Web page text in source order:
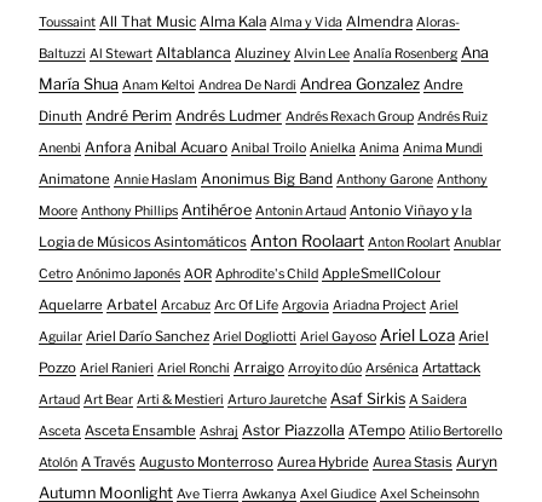
Toussaint All That Music Alma Kala Alma y Vida Almendra Aloras-
Baltuzzi Al Stewart Altablanca Aluziney Alvin Lee Analía Rosenberg Ana
María Shua Anam Keltoi Andrea De Nardi Andrea Gonzalez Andre
Dinuth André Perim Andrés Ludmer Andrés Rexach Group Andrés Ruiz
Anenbi Anfora Anibal Acuaro Anibal Troilo Anielka Anima Anima Mundi
Animatone Annie Haslam Anonimus Big Band Anthony Garone Anthony
Moore Anthony Phillips Antihéroe Antonin Artaud Antonio Viñayo y la
Logia de Músicos Asintomáticos Anton Roolaart Anton Roolart Anublar
Cetro Anónimo Japonés AOR Aphrodite's Child AppleSmellColour
Aquelarre Arbatel Arcabuz Arc Of Life Argovia Ariadna Project Ariel
Aguilar Ariel Darío Sanchez Ariel Dogliotti Ariel Gayoso Ariel Loza Ariel
Pozzo Ariel Ranieri Ariel Ronchi Arraigo Arroyito dúo Arsénica Artattack
Artaud Art Bear Arti & Mestieri Arturo Jauretche Asaf Sirkis A Saidera
Asceta Asceta Ensamble Ashraj Astor Piazzolla ATempo Atilio Bertorello
Atolón A Través Augusto Monterroso Aurea Hybride Aurea Stasis Auryn
Autumn Moonlight Ave Tierra Awkanya Axel Giudice Axel Scheinsohn